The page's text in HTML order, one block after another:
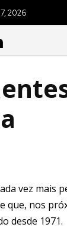
2026
vez mais
que, nos
desde 1971.